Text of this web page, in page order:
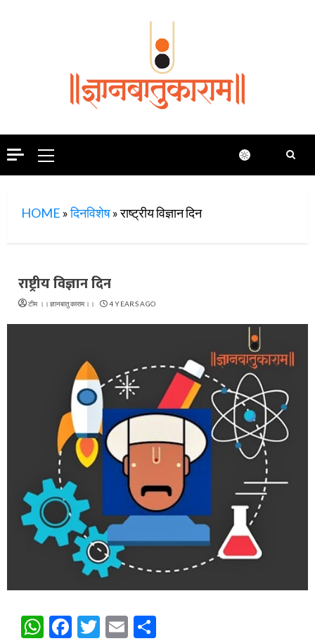
Primary
Menu
HOME »दिनविशेष»राष्ट्रीय विज्ञान दिन
राष्ट्रीय विज्ञान दिन
टीम ।।ज्ञानबातुकाराम।। 4 YEARS AGO
WhatsApp
Facebook
Twitter
Email